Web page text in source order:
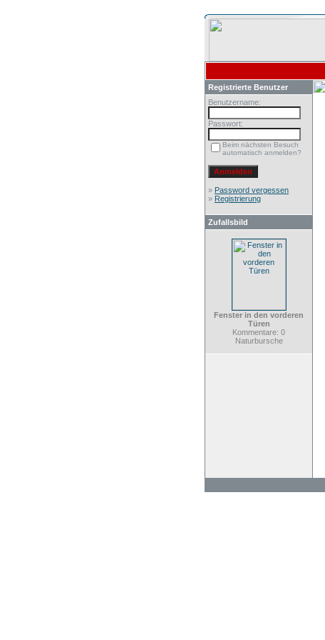
Registrierte Benutzer
Benutzername:
Passwort:
Beim nächsten Besuch
automatisch anmelden?
» Password vergessen
» Registrierung
Zufallsbild
Fenster in den vorderen
Türen
Kommentare: 0
Naturbursche